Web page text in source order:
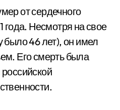
от сердечного
года. Несмотря на свое
было 46 лет), он имел
Его смерть была